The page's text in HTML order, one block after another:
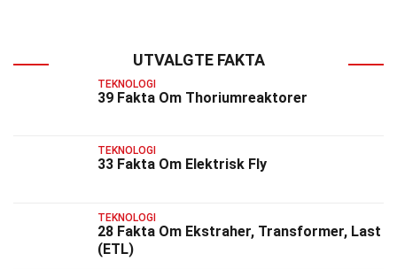
UTVALGTE FAKTA
TEKNOLOGI
39 Fakta Om Thoriumreaktorer
TEKNOLOGI
33 Fakta Om Elektrisk Fly
TEKNOLOGI
28 Fakta Om Ekstraher, Transformer, Last
(ETL)